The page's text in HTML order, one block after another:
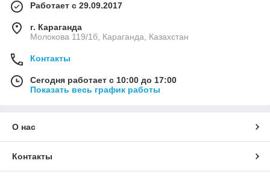
Работает с 29.09.2017
г. Караганда
Молокова 119/1б, Караганда, Казахстан
Контакты
Сегодня работает с 10:00 до 17:00
Показать весь график работы
О нас
Контакты